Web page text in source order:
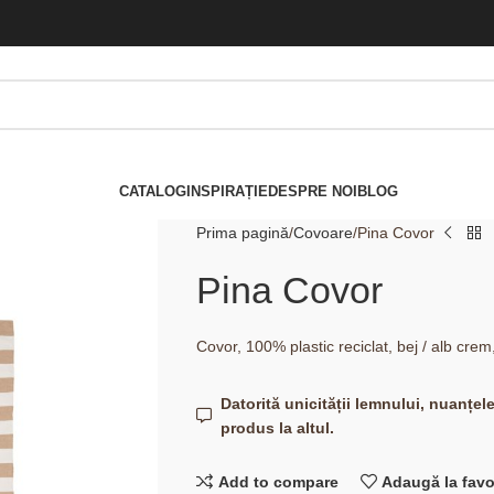
CATALOGINSPIRAȚIEDESPRE NOIBLOG
Prima pagină Covoare Pina Covor
Pina Covor
Covor, 100% plastic reciclat, bej / alb
Datorită unicității lemnului,
produs la altul.
Add to compare Adaugă la